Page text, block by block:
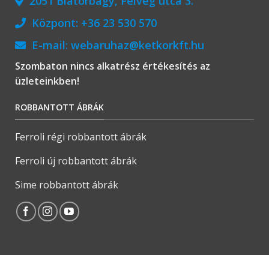
Központ: +36 23 530 570
E-mail: webaruhaz@ketkorkft.hu
Szombaton nincs alkatrész értékesítés az
üzleteinkben!
ROBBANTOTT ÁBRÁK
Ferroli régi robbantott ábrák
Ferroli új robbantott ábrák
Sime robbantott ábrák